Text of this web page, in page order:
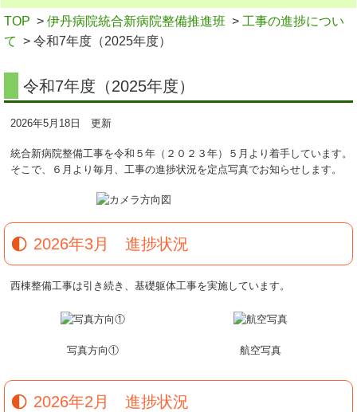
TOP > 伊丹病院統合新病院整備推進班 > 工事の進捗につい
て > 令和7年度（2025年度）
令和7年度（2025年度）
2026年5月18日 更新
統合新病院整備工事を令和５年（２０２３年）５月より着手しています。
そこで、６月より毎月、工事の進捗状況を定点写真でお知らせします。
2026年3月 進捗状況
西棟整備工事は引き続き、基礎躯体工事を実施しています。
写真方向① 航空写真
2026年2月 進捗状況